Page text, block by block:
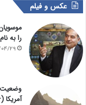
عکس و فیلم
را به
29
وضعیت